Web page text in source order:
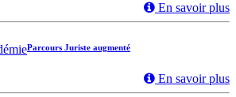
En savoir plus
Parcours Juriste augmenté
En savoir plus